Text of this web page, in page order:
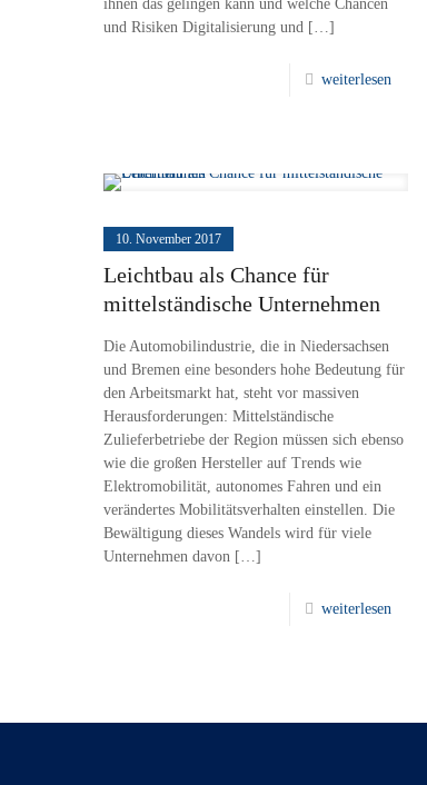
ihnen das gelingen kann und welche Chancen
und Risiken Digitalisierung und[…]
weiterlesen
10. November 2017
Leichtbau als Chance für
mittelständische Unternehmen
Die Automobilindustrie, die in Niedersachsen
und Bremen eine besonders hohe Bedeutung für
den Arbeitsmarkt hat, steht vor massiven
Herausforderungen: Mittelständische
Zulieferbetriebe der Region müssen sich ebenso
wie die großen Hersteller auf Trends wie
Elektromobilität, autonomes Fahren und ein
verändertes Mobilitätsverhalten einstellen. Die
Bewältigung dieses Wandels wird für viele
Unternehmen davon[…]
weiterlesen